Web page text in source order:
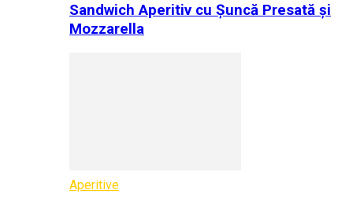
Sandwich Aperitiv cu Șuncă Presată și
Mozzarella
Aperitive